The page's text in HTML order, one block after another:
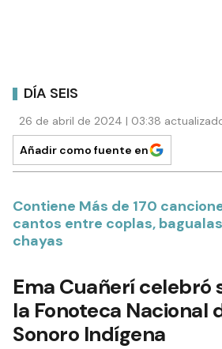
DÍA SEIS
26 de abril de 2024 | 03:38
Añadir como fuente en
Contiene Más de 170
cantos entre coplas,
chayas
Ema Cuañerí celebró
la Fonoteca Nacional
Sonoro Indígena